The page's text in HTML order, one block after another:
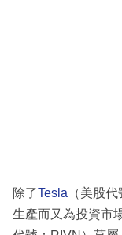
閱
專
區
除了Tesla （美股
生產而又為投資市